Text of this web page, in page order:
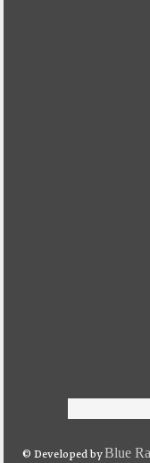
Developed byBlue